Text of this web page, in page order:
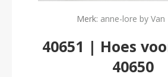
Merk: anne-lore by Van
40651 | Hoes
40650